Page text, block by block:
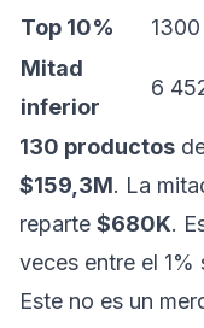
Top 10%
1300
Mitad
inferior
6
130 productos
$159,3M. La
reparte $680K.
veces entre el 1%
Este no es un